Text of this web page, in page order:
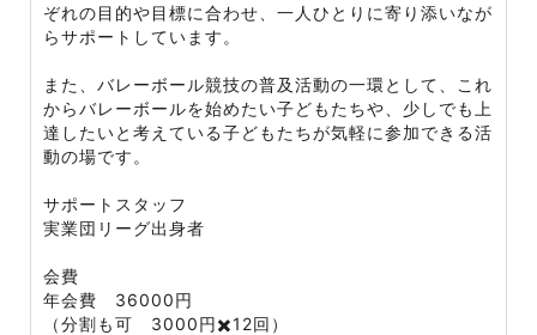
ぞれの目的や目標に合わせ、一人ひとりに寄り添いなが
らサポートしています。
また、バレーボール競技の普及活動の一環として、これ
からバレーボールを始めたい子どもたちや、少しでも上
達したいと考えている子どもたちが気軽に参加できる活
動の場です。
サポートスタッフ
実業団リーグ出身者
会費
年会費 36000円
（分割も可 3000円✖️12回）